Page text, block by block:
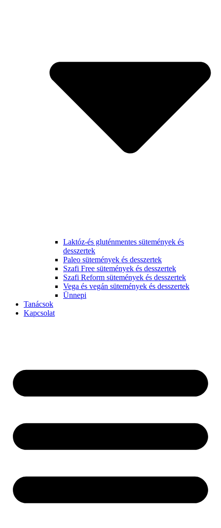
Laktóz-és gluténmentes sütemények és
desszertek
Paleo sütemények és desszertek
Szafi Free sütemények és desszertek
Szafi Reform sütemények és desszertek
Vega és vegán sütemények és desszertek
Ünnepi
Tanácsok
Kapcsolat